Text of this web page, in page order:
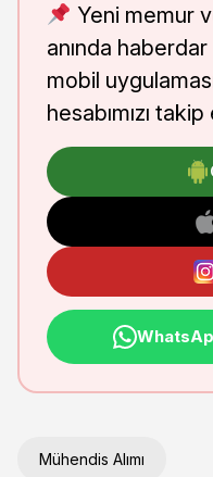
Yeni memur
anında
mobil
hesabımızı takip
Mühendis Alımı